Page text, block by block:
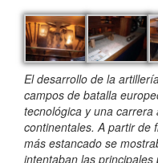
El desarrollo de la
campos de batalla
tecnológica y una
continentales. A partir de
más estancado se
intentaban las